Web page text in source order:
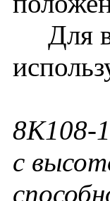
Для
8К108-1
с